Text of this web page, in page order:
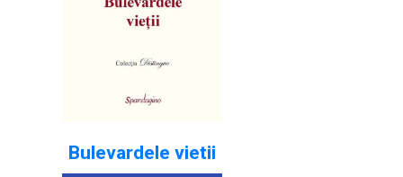
Bulevardele vietii